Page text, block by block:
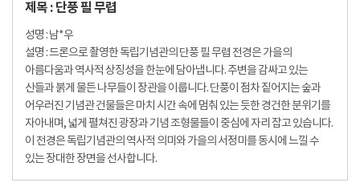
제목 : 단풍 필 무렵
성명 : 남*우
설명 : 드론으로 촬영한 독립기념관의 단풍 필 무렵 전경은 가을의
아름다움과 역사적 상징성을 한눈에 담아냅니다. 주변을 감싸고 있는
산들과 붉게 물든 나무들이 장관을 이룹니다. 단풍이 점차 짙어지는 숲과
어우러진 기념관 건물들은 마치 시간 속에 멈춰 있는 듯한 경건한 분위기를
자아내며, 넓게 펼쳐진 광장과 기념 조형물들이 중심에 자리 잡고 있습니다.
이 전경은 독립기념관의 역사적 의미와 가을의 서정미를 동시에 느낄 수
있는 장대한 장면을 선사합니다.